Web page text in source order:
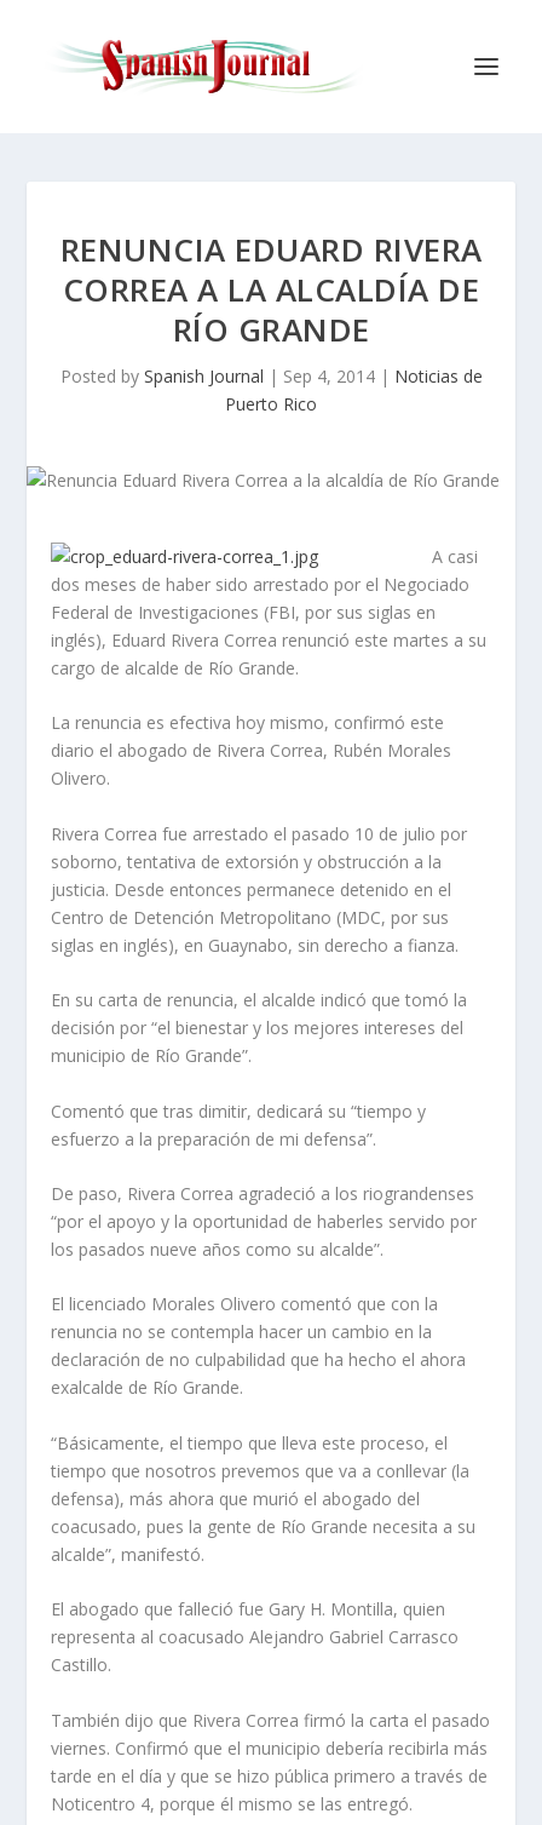
RENUNCIA EDUARD RIVERA
CORREA A LA ALCALDÍA DE
RÍO GRANDE
Posted by Spanish Journal | Sep 4, 2014| Noticias de
Puerto Rico
A casi
dos meses de haber sido arrestado por el Negociado
Federal de Investigaciones (FBI, por sus siglas en
inglés), Eduard Rivera Correa renunció este martes a su
cargo de alcalde de Río Grande.
La renuncia es efectiva hoy mismo, confirmó este
diario el abogado de Rivera Correa, Rubén Morales
Olivero.
Rivera Correa fue arrestado el pasado 10 de julio por
soborno, tentativa de extorsión y obstrucción a la
justicia. Desde entonces permanece detenido en el
Centro de Detención Metropolitano (MDC, por sus
siglas en inglés), en Guaynabo, sin derecho a fianza.
En su carta de renuncia, el alcalde indicó que tomó la
decisión por “el bienestar y los mejores intereses del
municipio de Río Grande”.
Comentó que tras dimitir, dedicará su “tiempo y
esfuerzo a la preparación de mi defensa”.
De paso, Rivera Correa agradeció a los riograndenses
“por el apoyo y la oportunidad de haberles servido por
los pasados nueve años como su alcalde”.
El licenciado Morales Olivero comentó que con la
renuncia no se contempla hacer un cambio en la
declaración de no culpabilidad que ha hecho el ahora
exalcalde de Río Grande.
“Básicamente, el tiempo que lleva este proceso, el
tiempo que nosotros prevemos que va a conllevar (la
defensa), más ahora que murió el abogado del
coacusado, pues la gente de Río Grande necesita a su
alcalde”, manifestó.
El abogado que falleció fue Gary H. Montilla, quien
representa al coacusado Alejandro Gabriel Carrasco
Castillo.
También dijo que Rivera Correa firmó la carta el pasado
viernes. Confirmó que el municipio debería recibirla más
tarde en el día y que se hizo pública primero a través de
Noticentro 4, porque él mismo se las entregó.